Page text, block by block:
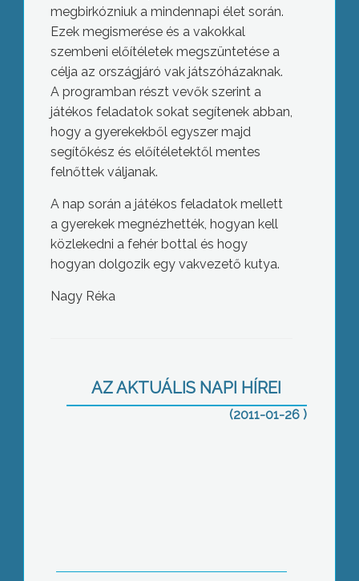
megbirkózniuk a mindennapi élet során.
Ezek megismerése és a vakokkal
szembeni előítéletek megszüntetése a
célja az országjáró vak játszóházaknak.
A programban részt vevők szerint a
játékos feladatok sokat segítenek abban,
hogy a gyerekekből egyszer majd
segítőkész és előítéletektől mentes
felnőttek váljanak.
A nap során a játékos feladatok mellett
a gyerekek megnézhették, hogyan kell
közlekedni a fehér bottal és hogy
hogyan dolgozik egy vakvezető kutya.
Nagy Réka
AZ AKTUÁLIS NAPI HÍREI
(2011-01-26 )
nagyobb bevételi tételeket nem
tervez 2011-re Gyöngyös